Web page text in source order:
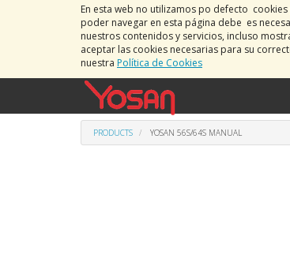
En esta web no utilizamos po defecto
poder navegar en esta página debe es
nuestros contenidos y servicios, incluso
aceptar las cookies necesarias para su
nuestra Política de Cookies
PRODUCTS YOSAN 56S/64S MANUAL